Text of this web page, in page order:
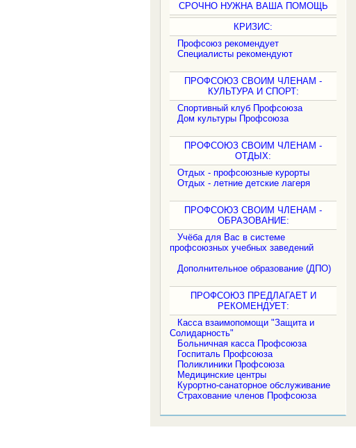
СРОЧНО НУЖНА ВАША ПОМОЩЬ
КРИЗИС:
Профсоюз рекомендует
Специалисты рекомендуют
ПРОФСОЮЗ СВОИМ ЧЛЕНАМ -
КУЛЬТУРА И СПОРТ:
Спортивный клуб Профсоюза
Дом культуры Профсоюза
ПРОФСОЮЗ СВОИМ ЧЛЕНАМ -
ОТДЫХ:
Отдых - профсоюзные курорты
Отдых - летние детские лагеря
ПРОФСОЮЗ СВОИМ ЧЛЕНАМ -
ОБРАЗОВАНИЕ:
Учёба для Вас в системе
профсоюзных учебных заведений
Дополнительное образование (ДПО)
ПРОФСОЮЗ ПРЕДЛАГАЕТ И
РЕКОМЕНДУЕТ:
Касса взаимопомощи "Защита и
Солидарность"
Больничная касса Профсоюза
Госпиталь Профсоюза
Поликлиники Профсоюза
Медицинские центры
Курортно-санаторное обслуживание
Страхование членов Профсоюза